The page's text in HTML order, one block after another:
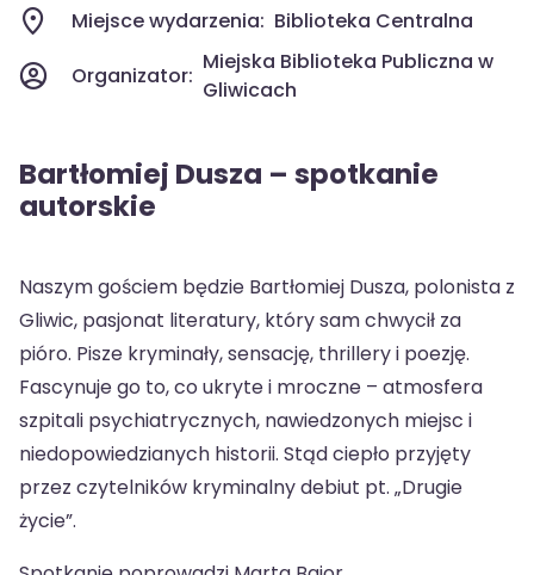
Miejsce wydarzenia: Biblioteka Centralna
Organizator:
Miejska Biblioteka Publiczna w
Gliwicach
Bartłomiej Dusza – spotkanie
autorskie
Naszym gościem będzie Bartłomiej Dusza, polonista z
Gliwic, pasjonat literatury, który sam chwycił za
pióro. Pisze kryminały, sensację, thrillery i poezję.
Fascynuje go to, co ukryte i mroczne – atmosfera
szpitali psychiatrycznych, nawiedzonych miejsc i
niedopowiedzianych historii. Stąd ciepło przyjęty
przez czytelników kryminalny debiut pt. „Drugie
życie”.